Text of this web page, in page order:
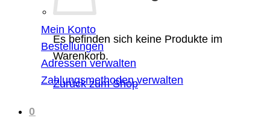
Es befinden sich keine Produkte im
Warenkorb.
Zurück zum Shop
0
Mein Konto
Bestellungen
Adressen verwalten
Zahlungsmethoden verwalten